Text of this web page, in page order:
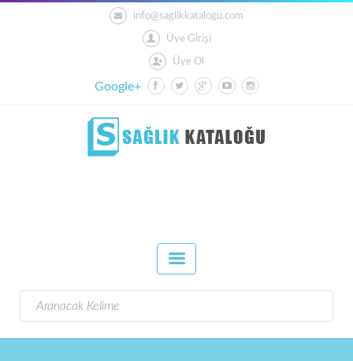
info@saglikkatalogu.com
Üye Girişi
Üye Ol
Google+